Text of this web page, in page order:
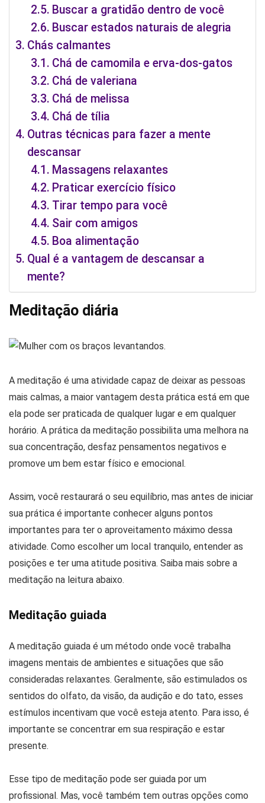
Buscar a gratidão dentro de você
Buscar estados naturais de alegria
Chás calmantes
Chá de camomila e erva-dos-gatos
Chá de valeriana
Chá de melissa
Chá de tília
Outras técnicas para fazer a mente
descansar
Massagens relaxantes
Praticar exercício físico
Tirar tempo para você
Sair com amigos
Boa alimentação
Qual é a vantagem de descansar a
mente?
Meditação diária
A meditação é uma atividade capaz de deixar as pessoas
mais calmas, a maior vantagem desta prática está em que
ela pode ser praticada de qualquer lugar e em qualquer
horário. A prática da meditação possibilita uma melhora na
sua concentração, desfaz pensamentos negativos e
promove um bem estar físico e emocional.
Assim, você restaurará o seu equilíbrio, mas antes de iniciar
sua prática é importante conhecer alguns pontos
importantes para ter o aproveitamento máximo dessa
atividade. Como escolher um local tranquilo, entender as
posições e ter uma atitude positiva. Saiba mais sobre a
meditação na leitura abaixo.
Meditação guiada
A meditação guiada é um método onde você trabalha
imagens mentais de ambientes e situações que são
consideradas relaxantes. Geralmente, são estimulados os
sentidos do olfato, da visão, da audição e do tato, esses
estímulos incentivam que você esteja atento. Para isso, é
importante se concentrar em sua respiração e estar
presente.
Esse tipo de meditação pode ser guiada por um
profissional. Mas, você também tem outras opções como